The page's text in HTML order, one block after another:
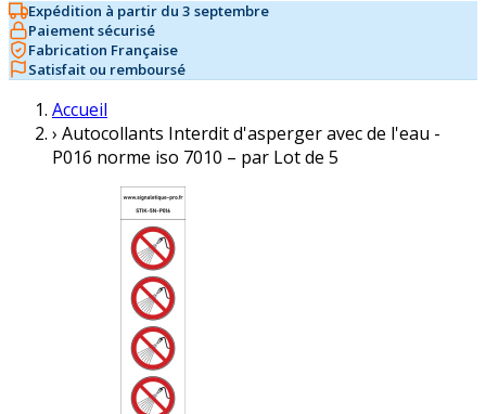
Expédition à partir du 3 septembre
Paiement sécurisé
Fabrication Française
Satisfait ou remboursé
Accueil
› Autocollants Interdit d'asperger avec de l'eau -
P016 norme iso 7010 – par Lot de 5